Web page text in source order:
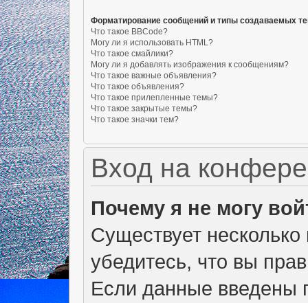
Форматирование сообщений и типы создаваемых
Что такое BBCode?
Могу ли я использовать HTML?
Что такое смайлики?
Могу ли я добавлять изображения к сообщениям?
Что такое важные объявления?
Что такое объявления?
Что такое прилепленные темы?
Что такое закрытые темы?
Что такое значки тем?
Вход на
Почему я не могу
Существует
убедитесь, что вы
Если данные введены